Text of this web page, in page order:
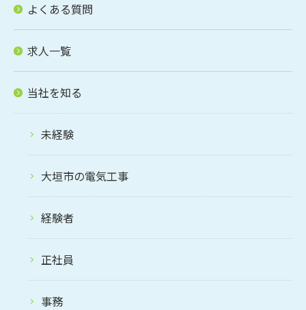
よくある質問
求人一覧
当社を知る
未経験
大垣市の電気工事
経験者
正社員
事務